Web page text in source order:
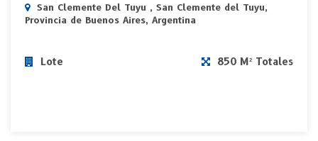
San Clemente Del Tuyu , San Clemente del Tuyu,
Provincia de Buenos Aires, Argentina
Lote 850 M² Totales